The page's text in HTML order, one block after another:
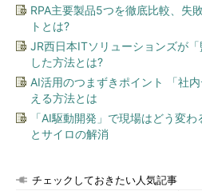
RPA主要製品5つを徹底比較、失
トとは?
JR西日本ITソリューションズが
した方法とは?
AI活用のつまずきポイント 「社
える方法とは
「AI駆動開発」で現場はどう変
とサイロの解消
チェックしておきたい人気記事